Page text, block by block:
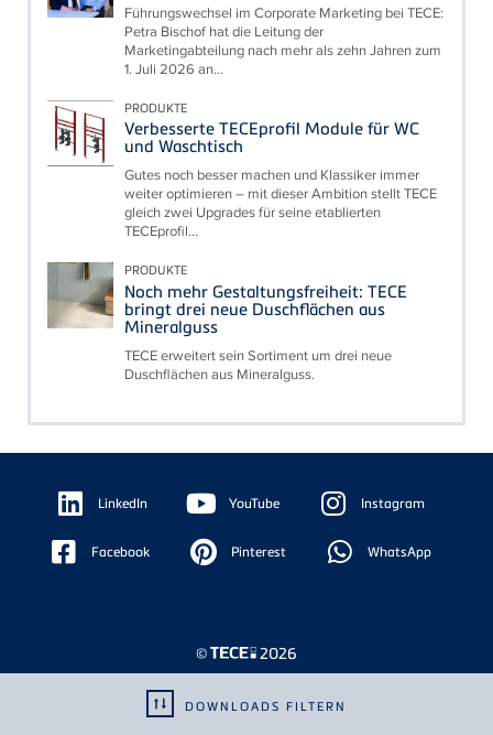
DOWNLOADS FILTERN
Führungswechsel im Corporate Marketing bei TECE:
Petra Bischof hat die Leitung der
Marketingabteilung nach mehr als zehn Jahren zum
1. Juli 2026 an...
PRODUKTE
Verbesserte TECEprofil Module für WC
und Waschtisch
Gutes noch besser machen und Klassiker immer
weiter optimieren – mit dieser Ambition stellt TECE
gleich zwei Upgrades für seine etablierten
TECEprofil...
PRODUKTE
Noch mehr Gestaltungsfreiheit: TECE
bringt drei neue Duschflächen aus
Mineralguss
TECE erweitert sein Sortiment um drei neue
Duschflächen aus Mineralguss.
Floating
Sidebar LinkedIn YouTube Instagram
Facebook Pinterest WhatsApp
© 2026